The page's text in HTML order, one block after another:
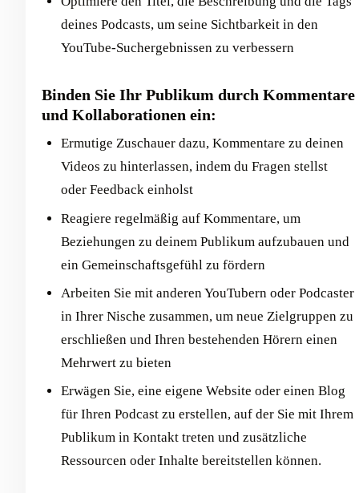
deines Podcasts, um seine Sichtbarkeit in den
YouTube-Suchergebnissen zu verbessern
Binden Sie Ihr Publikum durch Kommentare
und Kollaborationen ein:
Ermutige Zuschauer dazu, Kommentare zu deinen
Videos zu hinterlassen, indem du Fragen stellst
oder Feedback einholst
Reagiere regelmäßig auf Kommentare, um
Beziehungen zu deinem Publikum aufzubauen und
ein Gemeinschaftsgefühl zu fördern
Arbeiten Sie mit anderen YouTubern oder Podcaster
in Ihrer Nische zusammen, um neue Zielgruppen zu
erschließen und Ihren bestehenden Hörern einen
Mehrwert zu bieten
Erwägen Sie, eine eigene Website oder einen Blog
für Ihren Podcast zu erstellen, auf der Sie mit Ihrem
Publikum in Kontakt treten und zusätzliche
Ressourcen oder Inhalte bereitstellen können.